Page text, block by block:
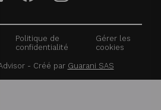
Politique de
confidentialité
Gérer les
cookies
- Créé par Guarani SAS